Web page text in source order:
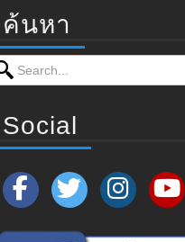
ค้นหา
for:
Social